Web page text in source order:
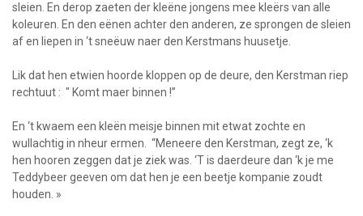
sleien. En derop zaeten der kleëne jongens mee kleërs van alle
koleuren. En den eënen achter den anderen, ze sprongen de sleien
af en liepen in ‘t sneëuw naer den Kerstmans huusetje.
Lik dat hen etwien hoorde kloppen op de deure, den Kerstman riep
rechtuut : " Komt maer binnen !”
En ‘t kwaem een kleën meisje binnen mit etwat zochte en
wullachtig in nheur ermen. “Meneere den Kerstman, zegt ze, ‘k
hen hooren zeggen dat je ziek was. ‘T is daerdeure dan ‘k je me
Teddybeer geeven om dat hen je een beetje kompanie zoudt
houden. »